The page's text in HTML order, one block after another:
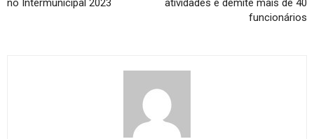
no Intermunicipal 2023
atividades e demite mais de 40
funcionários